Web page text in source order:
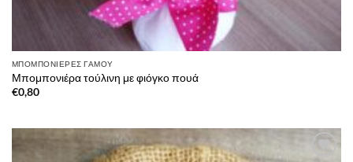
ΜΠΟΜΠΟΝΙΈΡΕΣ ΓΆΜΟΥ
Μπομπονιέρα τούλινη με φιόγκο πουά
€0,80